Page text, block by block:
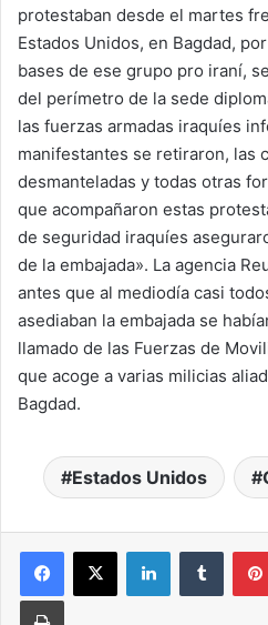
protestaban desde el martes
Estados Unidos, en Bagdad,
bases de ese grupo pro iraní,
del perímetro de la sede
las fuerzas armadas iraquíes
manifestantes se retiraron, las
desmanteladas y todas otras
que acompañaron estas
de seguridad iraquíes
de la embajada». La agencia
antes que al mediodía casi
asediaban la embajada se
llamado de las Fuerzas de
que acoge a varias milicias
Bagdad.
Estados Unidos